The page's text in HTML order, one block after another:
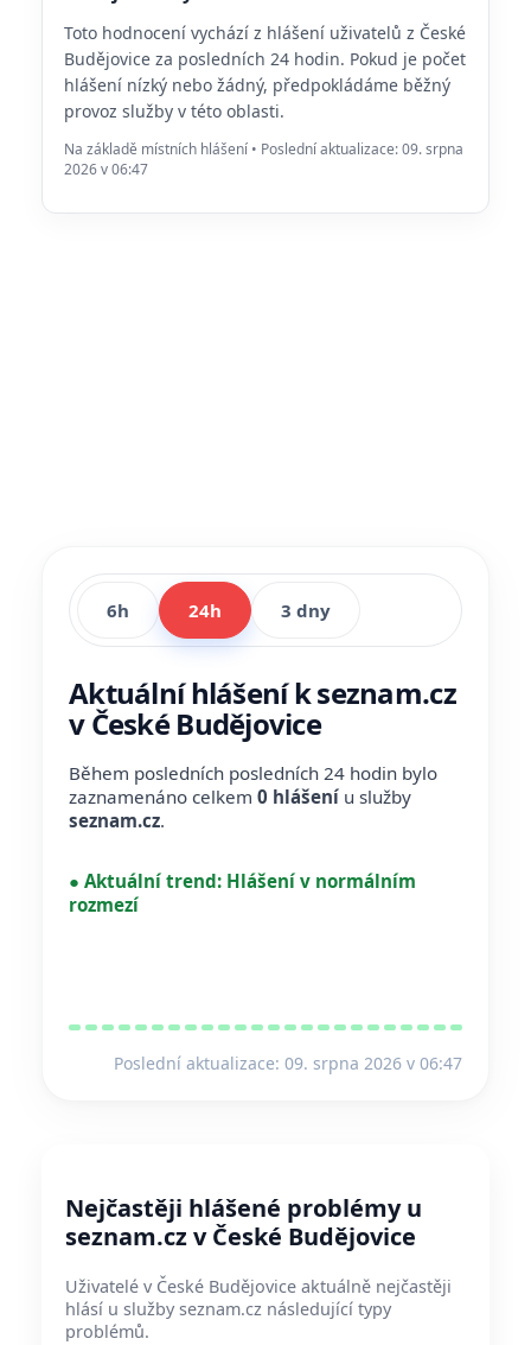
Toto hodnocení vychází z hlášení uživatelů z České
Budějovice za posledních 24 hodin. Pokud je počet
hlášení nízký nebo žádný, předpokládáme běžný
provoz služby v této oblasti.
Na základě místních hlášení • Poslední aktualizace: 09. srpna
2026 v 06:47
6h 24h 3 dny
Aktuální hlášení k seznam.cz
v České Budějovice
Během posledních posledních 24 hodin bylo
zaznamenáno celkem 0 hlášení u služby
seznam.cz.
● Aktuální trend: Hlášení v normálním
rozmezí
Poslední aktualizace: 09. srpna 2026 v 06:47
Nejčastěji hlášené problémy u
seznam.cz v České Budějovice
Uživatelé v České Budějovice aktuálně nejčastěji
hlásí u služby seznam.cz následující typy
problémů.